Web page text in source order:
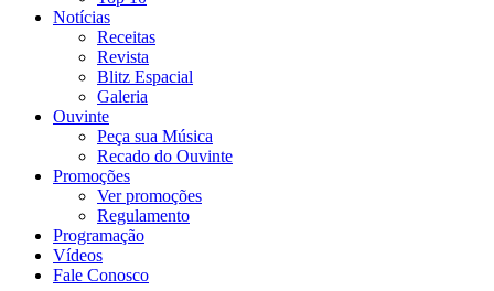
Notícias
Receitas
Revista
Blitz Espacial
Galeria
Ouvinte
Peça sua Música
Recado do Ouvinte
Promoções
Ver promoções
Regulamento
Programação
Vídeos
Fale Conosco